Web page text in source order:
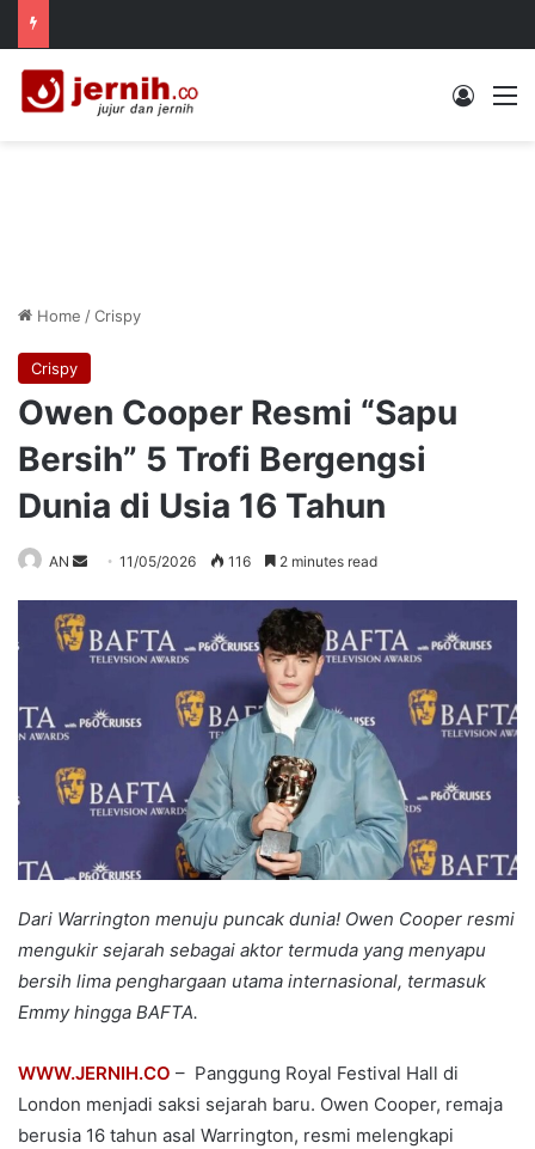
Log In
Home /Crispy
Crispy
Owen Cooper Resmi “Sapu
Bersih” 5 Trofi Bergengsi
Dunia di Usia 16 Tahun
AN
Send11/05/2026 116 2 minutes read
Dari Warrington menuju puncak dunia! Owen Cooper resmi
mengukir sejarah sebagai aktor termuda yang menyapu
bersih lima penghargaan utama internasional, termasuk
Emmy hingga BAFTA.
WWW.JERNIH.CO – Panggung Royal Festival Hall di
London menjadi saksi sejarah baru. Owen Cooper, remaja
berusia 16 tahun asal Warrington, resmi melengkapi